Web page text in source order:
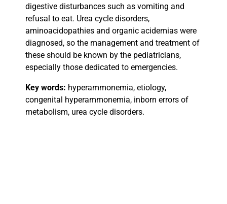
digestive disturbances such as vomiting and
refusal to eat. Urea cycle disorders,
aminoacidopathies and organic acidemias were
diagnosed, so the management and treatment of
these should be known by the pediatricians,
especially those dedicated to emergencies.
Key words: hyperammonemia, etiology,
congenital hyperammonemia, inborn errors of
metabolism, urea cycle disorders.